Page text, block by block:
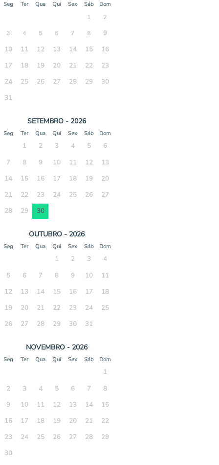
Seg Ter Qua Qui Sex Sáb Dom
1 2
3 4 5 6 7 8
9
10
11 12 13 14 15
16
17
18 19 20 21 22
23
24
25 26 27 28 29
30
31
SETEMBRO - 2026
Seg Ter Qua Qui Sex Sáb Dom
1 2 3 4 5
6
7
8 9 10 11 12
13
14
15 16 17 18 19
20
21
22 23 24 25 26
27
28
29 30
OUTUBRO - 2026
Seg Ter Qua Qui Sex Sáb Dom
1 2 3
4
5
6 7 8 9 10
11
12
13 14 15 16 17
18
19
20 21 22 23 24
25
26
27 28 29 30 31
NOVEMBRO - 2026
Seg Ter Qua Qui Sex Sáb Dom
1
2
3 4 5 6 7
8
9
10 11 12 13 14
15
16
17 18 19 20 21
22
23
24 25 26 27 28
29
30